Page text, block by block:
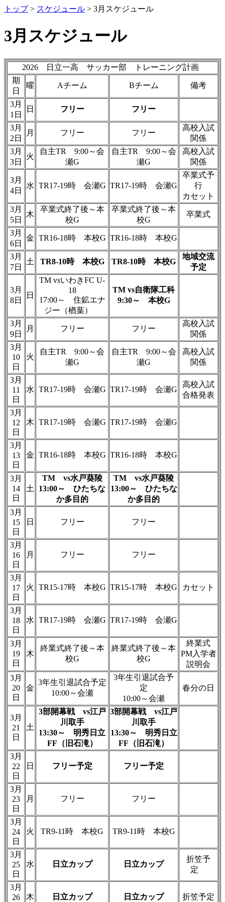
トップ> スケジュール > 3月スケジュール
3月スケジュール
2026 日立一高 サッカー部 トレーニング計画
期
日
曜 Aチーム Bチーム 備考
3月
1日
日 フリー フリー
3月
2日
月 フリー フリー
高校入試
関係
3月
3日
火
自主TR 9:00～会
瀬G
自主TR 9:00～会
瀬G
高校入試
関係
3月
4日
水 TR17-19時 会瀬G TR17-19時 会瀬G
卒業式予
行
カセット
3月
5日
木
卒業式終了後～本
校G
卒業式終了後～本
校G
卒業式
3月
6日
金 TR16-18時 本校G TR16-18時 本校G
3月
7日
土 TR8-10時 本校G TR8-10時 本校G
地域交流
予定
3月
8日
日
TM vsいわきFC U-
18
17:00～ 住鉱エナ
ジー（楢葉）
TM vs自衛隊工科
9:30～ 本校G
3月
9日
月 フリー フリー
高校入試
関係
3月
10
日
火
自主TR 9:00～会
瀬G
自主TR 9:00～会
瀬G
高校入試
関係
3月
11
日
水 TR17-19時 会瀬G TR17-19時 会瀬G
高校入試
合格発表
3月
12
日
木 TR17-19時 会瀬G TR17-19時 会瀬G
3月
13
日
金 TR16-18時 本校G TR16-18時 本校G
3月
14
日
土
TM vs水戸葵陵
13:00～ ひたちな
か多目的
TM vs水戸葵陵
13:00～ ひたちな
か多目的
3月
15
日
日 フリー フリー
3月
16
日
月 フリー フリー
3月
17
日
火 TR15-17時 本校G TR15-17時 本校G カセット
3月
18
日
水 TR17-19時 会瀬G TR17-19時 会瀬G
3月
19
日
木
終業式終了後～本
校G
終業式終了後～本
校G
終業式
PM入学者
説明会
3月
20
日
金
3年生引退試合予定
10:00～会瀬
3年生引退試合予
定
10:00～会瀬
春分の日
3月
21
日
土
3部開幕戦 vs江戸
川取手
13:30～ 明秀日立
FF（旧石滝）
3部開幕戦 vs江戸
川取手
13:30～ 明秀日立
FF（旧石滝）
3月
22
日
日 フリー予定 フリー予定
3月
23
日
月 フリー フリー
3月
24
日
火 TR9-11時 本校G TR9-11時 本校G
3月
25
日
水 日立カップ 日立カップ
折笠予
定
3月
26
木 日立カップ 日立カップ 折笠予定